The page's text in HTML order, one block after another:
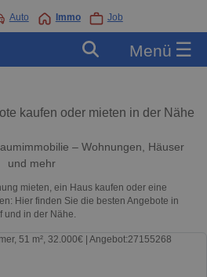
Auto Immo Job
Menü ☰
kaufen oder mieten in der Nähe
– Wohnungen, Häuser
und mehr
mieten, ein Haus kaufen oder eine
Hier finden Sie die besten Angebote in
und in der Nähe.